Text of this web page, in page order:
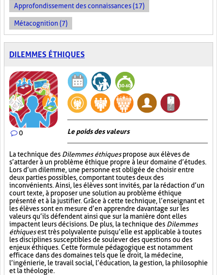
Approfondissement des connaissances (17)
Métacognition (7)
DILEMMES ÉTHIQUES
0 Le poids des valeurs
La technique des Dilemmes éthiquespropose aux élèves de
s’attarder à un problème éthique propre à leur domaine d’études.
Lors d’un dilemme, une personne est obligée de choisir entre
deux parties possibles, comportant toutes deux des
inconvénients. Ainsi, les élèves sont invités, par la rédaction d’un
court texte, à proposer une solution au problème éthique
présenté et à la justifier. Grâce à cette technique, l’enseignant et
les élèves sont en mesure d’en apprendre davantage sur les
valeurs qu’ils défendent ainsi que sur la manière dont elles
impactent leurs décisions. De plus, la technique des Dilemmes
éthiquesest très polyvalente puisqu’elle est applicable à toutes
les disciplines susceptibles de soulever des questions ou des
enjeux éthiques. Cette formule pédagogique est notamment
efficace dans des domaines tels que le droit, la médecine,
l’ingénierie, le travail social, l’éducation, la gestion, la philosophie
et la théologie.